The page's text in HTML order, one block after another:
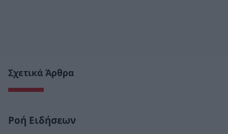
Σχετικά Άρθρα
Ροή Ειδήσεων